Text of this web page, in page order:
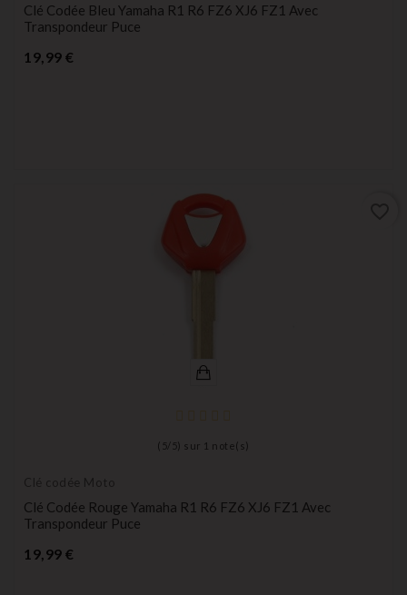
Clé Codée Bleu Yamaha R1 R6 FZ6 XJ6 FZ1 Avec
Transpondeur Puce
19,99 €
( 5/ 5) sur 1 note(s)
Clé codée Moto
Clé Codée Rouge Yamaha R1 R6 FZ6 XJ6 FZ1 Avec
Transpondeur Puce
19,99 €